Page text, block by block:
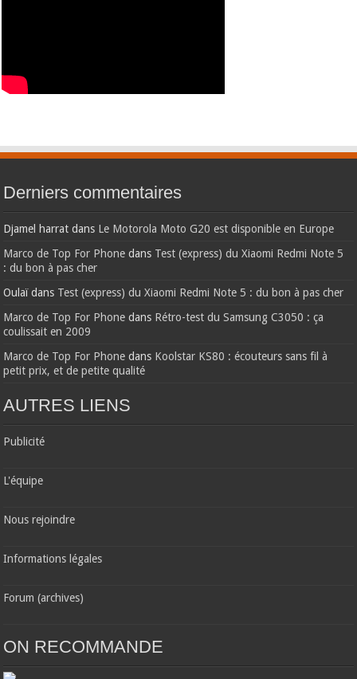
Derniers commentaires
Djamel harrat dans Le Motorola Moto G20 est disponible en Europe
Marco de Top For Phone dans Test (express) du Xiaomi Redmi Note 5
: du bon à pas cher
Oulaïdans Test (express) du Xiaomi Redmi Note 5 : du bon à pas cher
Marco de Top For Phone dans Rétro-test du Samsung C3050 : ça
coulissait en 2009
Marco de Top For Phone dans Koolstar KS80 : écouteurs sans fil à
petit prix, et de petite qualité
AUTRES LIENS
Publicité
L'équipe
Nous rejoindre
Informations légales
Forum (archives)
ON RECOMMANDE